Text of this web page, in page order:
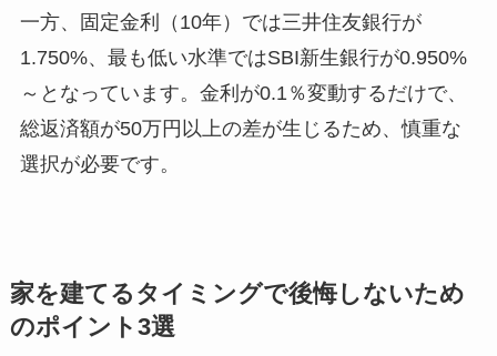
一方、固定金利（10年）では三井住友銀行が
1.750%、最も低い水準ではSBI新生銀行が0.950%
～となっています。金利が0.1％変動するだけで、
総返済額が50万円以上の差が生じるため、慎重な
選択が必要です。
家を建てるタイミングで後悔しないため
のポイント3選